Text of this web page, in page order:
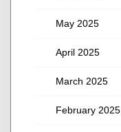
May 2025
April 2025
March 2025
February 2025